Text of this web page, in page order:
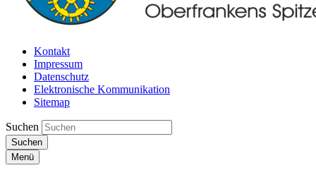
Kontakt
Impressum
Datenschutz
Elektronische Kommunikation
Sitemap
Suchen
Suchen
Menü